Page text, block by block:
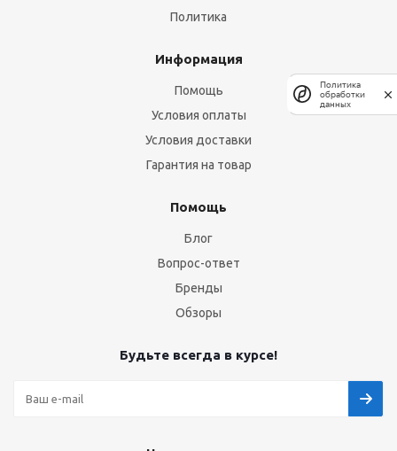
Политика
Информация
Помощь
Условия оплаты
Условия доставки
Гарантия на товар
Помощь
Блог
Вопрос-ответ
Бренды
Обзоры
Будьте всегда в курсе!
Политика
обработки
данных